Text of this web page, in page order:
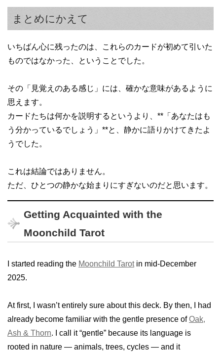
まとめにかえて
いちばん心に残ったのは、これらのカードが初めて引いた
ものではなかった、ということでした。
その「見覚えのある感じ」には、確かな意味があるように
思えます。
カードたちは何かを説明するというより、**「あなたはも
う分かっているでしょう」**と、静かに語りかけてきたよ
うでした。
これは結論ではありません。
ただ、ひとつの静かな始まりにすぎないのだと思います。
Getting Acquainted with the
Moonchild Tarot
I started reading the Moonchild Tarotin mid-December
2025.
At first, I wasn’t entirely sure about this deck. By then, I had
already become familiar with the gentle presence ofOak,
Ash & Thorn. I call it “gentle” because its language is
rooted in nature — animals, trees, cycles — and it